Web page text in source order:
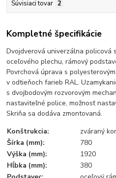
Súvisiaci tovar 2
Kompletné špecifikácie
Dvojdverová univerzálna policová
oceľového plechu, rámový
Povrchová úprava s
v odtieňoch farieb RAL.
s dvojbodovým rozvorovým
nastaviteľné police, možnosť
Skriňa sa dodáva zmontovaná.
Konštrukcia:
zváraný
Šírka (mm):
780
Výška (mm):
1920
Hĺbka (mm):
380